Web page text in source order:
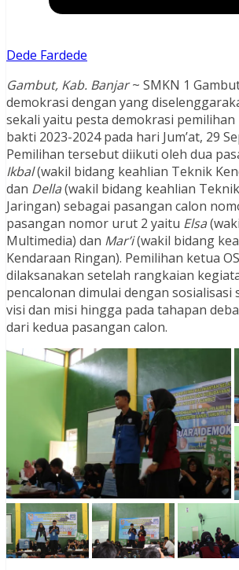
Dede Fardede
Gambut, Kab. Banjar~ SMKN 1
demokrasi dengan yang
sekali yaitu pesta demokrasi pemilihan
bakti 2023-2024 pada hari Jum’at, 29
Pemilihan tersebut diikuti oleh dua
Ikbal(wakil bidang keahlian Teknik
dan Della(wakil bidang keahlian
Jaringan) sebagai pasangan calon
pasangan nomor urut 2 yaitu Elsa
Multimedia) dan Mar’i(wakil bidang
Kendaraan Ringan). Pemilihan ketua
dilaksanakan setelah rangkaian
pencalonan dimulai dengan sosialisasi
visi dan misi hingga pada tahapan
dari kedua pasangan calon.